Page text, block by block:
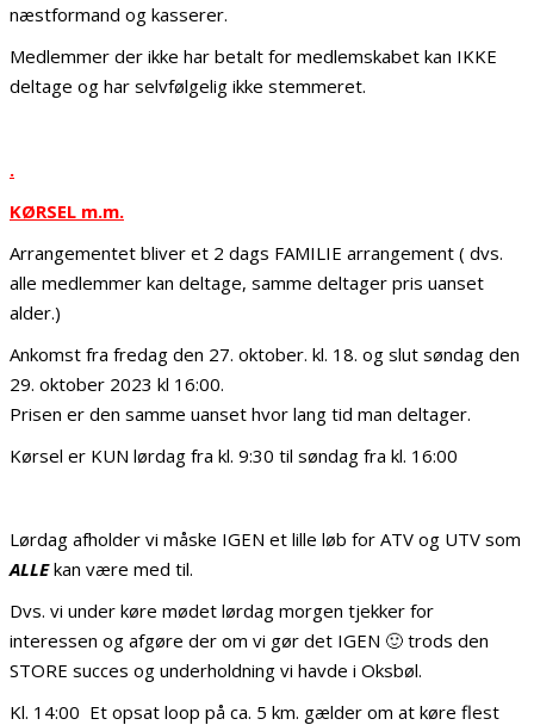
næstformand og kasserer.
Medlemmer der ikke har betalt for medlemskabet kan IKKE
deltage og har selvfølgelig ikke stemmeret.
.
KØRSEL m.m.
Arrangementet bliver et 2 dags FAMILIE arrangement ( dvs.
alle medlemmer kan deltage, samme deltager pris uanset
alder.)
Ankomst fra fredag den 27. oktober. kl. 18. og slut søndag den
29. oktober 2023 kl 16:00.
Prisen er den samme uanset hvor lang tid man deltager.
Kørsel er KUN lørdag fra kl. 9:30 til søndag fra kl. 16:00
Lørdag afholder vi måske IGEN et lille løb for ATV og UTV som
ALLEkan være med til.
Dvs. vi under køre mødet lørdag morgen tjekker for
interessen og afgøre der om vi gør det IGEN 🙂 trods den
STORE succes og underholdning vi havde i Oksbøl.
Kl. 14:00 Et opsat loop på ca. 5 km. gælder om at køre flest